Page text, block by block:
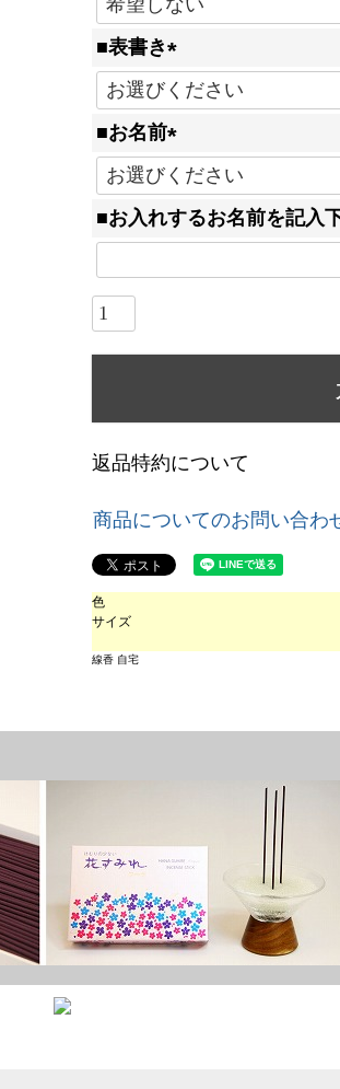
必
■表書き
(
必
須
)
■お名前
(
必
須
■お入れするお名前を記入
返品特約について
商品についてのお問い合わ
色
サイズ
線香 自宅